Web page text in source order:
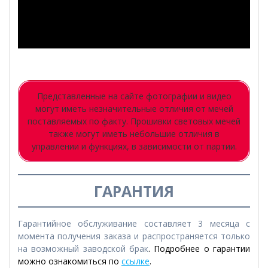
Представленные на сайте фотографии и видео
могут иметь незначительные отличия от мечей
поставляемых по факту. Прошивки световых мечей
также могут иметь небольшие отличия в
управлении и функциях, в зависимости от партии.
ГАРАНТИЯ
Гарантийное обслуживание составляет 3 месяца с
момента получения заказа и распространяется только
на возможный заводской брак. Подробнее о гарантии
можно ознакомиться по ссылке.